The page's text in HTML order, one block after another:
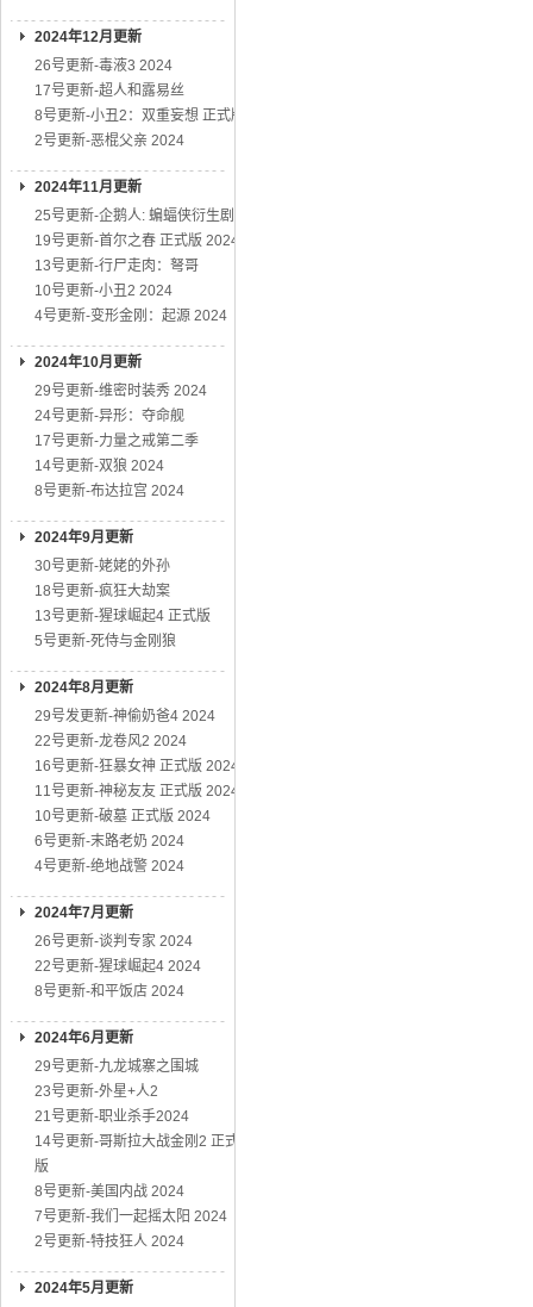
2024年12月更新
26号更新-毒液3 2024
17号更新-超人和露易丝
8号更新-小丑2：双重妄想 正式版
2号更新-恶棍父亲 2024
2024年11月更新
25号更新-企鹅人: 蝙蝠侠衍生剧
19号更新-首尔之春 正式版 2024
13号更新-行尸走肉：弩哥
10号更新-小丑2 2024
4号更新-变形金刚：起源 2024
2024年10月更新
29号更新-维密时装秀 2024
24号更新-异形：夺命舰
17号更新-力量之戒第二季
14号更新-双狼 2024
8号更新-布达拉宫 2024
2024年9月更新
30号更新-姥姥的外孙
18号更新-疯狂大劫案
13号更新-猩球崛起4 正式版
5号更新-死侍与金刚狼
2024年8月更新
29号发更新-神偷奶爸4 2024
22号更新-龙卷风2 2024
16号更新-狂暴女神 正式版 2024
11号更新-神秘友友 正式版 2024
10号更新-破墓 正式版 2024
6号更新-末路老奶 2024
4号更新-绝地战警 2024
2024年7月更新
26号更新-谈判专家 2024
22号更新-猩球崛起4 2024
8号更新-和平饭店 2024
2024年6月更新
29号更新-九龙城寨之围城
23号更新-外星+人2
21号更新-职业杀手2024
14号更新-哥斯拉大战金刚2 正式
版
8号更新-美国内战 2024
7号更新-我们一起摇太阳 2024
2号更新-特技狂人 2024
2024年5月更新